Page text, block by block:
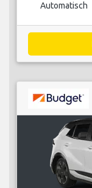
Automatisch